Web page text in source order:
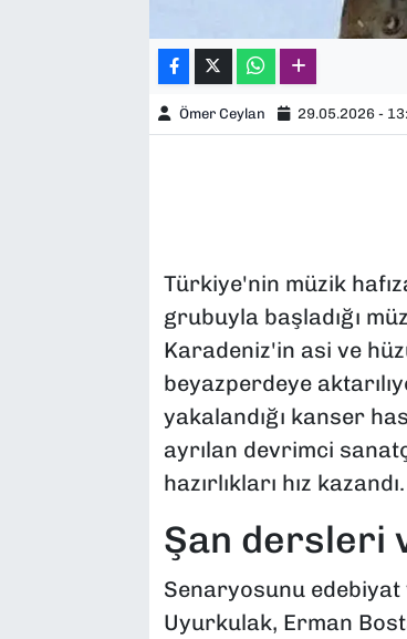
Ömer Ceylan 29.05.2026 -
Türkiye'nin müzik
grubuyla başladığı
Karadeniz'in asi ve
beyazperdeye
yakalandığı kanser
ayrılan devrimci
hazırlıkları hız kazandı.
Şan dersleri
Senaryosunu edebiyat
Uyurkulak, Erman